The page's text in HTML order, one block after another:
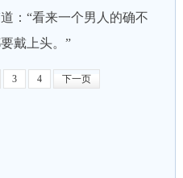
“看来一个男人的确不
戴上头。”
3 4 下一页